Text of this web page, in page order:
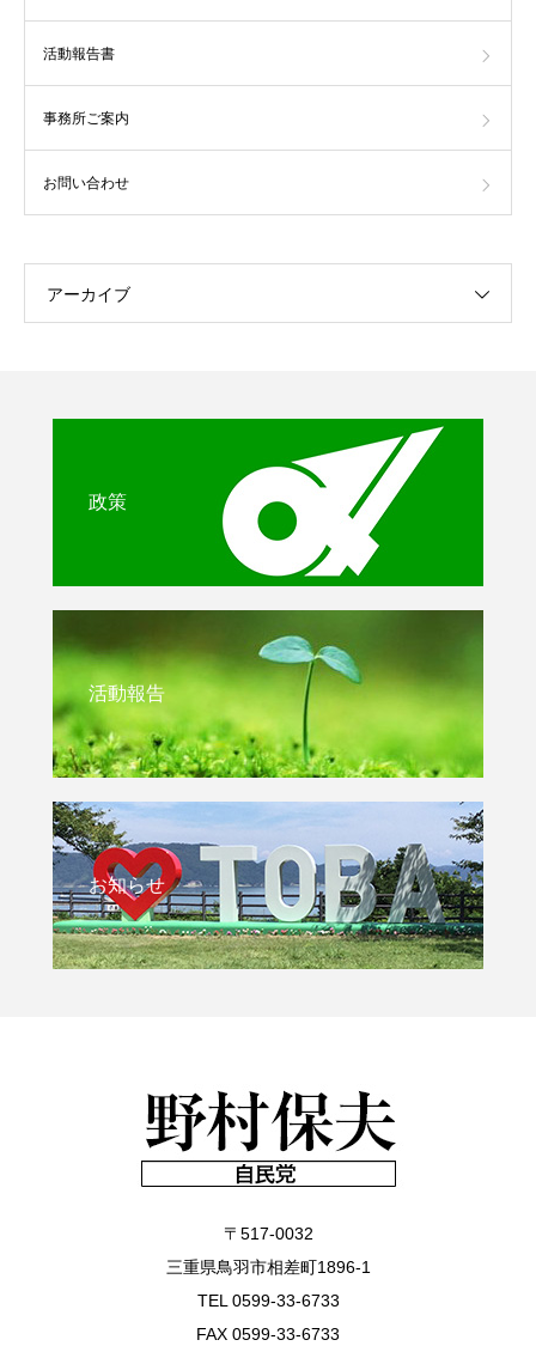
活動報告書
事務所ご案内
お問い合わせ
アーカイブ
政策
活動報告
お知らせ
〒517-0032
三重県鳥羽市相差町1896-1
TEL 0599-33-6733
FAX 0599-33-6733